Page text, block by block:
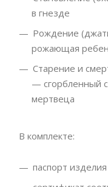
в гнезде
Рождение
рожающая
Старение и
— сгорбленный
мертвеца
В комплекте:
паспорт изделия